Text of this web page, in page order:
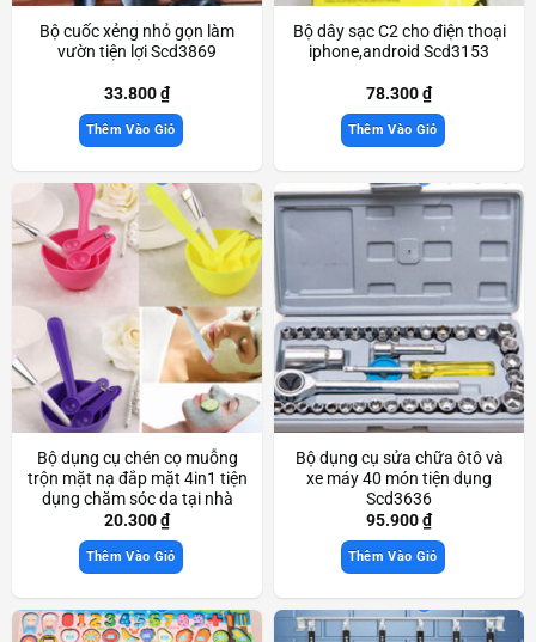
Bộ cuốc xẻng nhỏ gọn làm
vườn tiện lợi Scd3869
33.800₫
Thêm Vào Giỏ
Bộ dây sạc C2 cho điện thoại
iphone,android Scd3153
78.300₫
Thêm Vào Giỏ
Bộ dụng cụ chén cọ muỗng
trộn mặt nạ đắp mặt 4in1 tiện
dụng chăm sóc da tại nhà
Scd3580
20.300₫
Thêm Vào Giỏ
Bộ dụng cụ sửa chữa ôtô và
xe máy 40 món tiện dụng
Scd3636
95.900₫
Thêm Vào Giỏ